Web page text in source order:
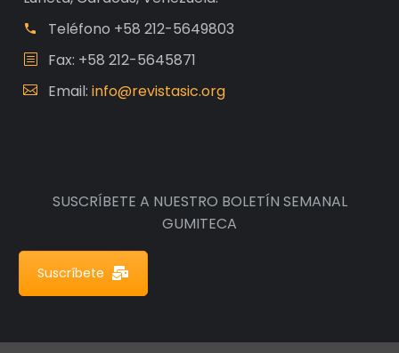
Teléfono +58 212-5649803
Fax: +58 212-5645871
Email: info@revistasic.org
SUSCRÍBETE A NUESTRO BOLETÍN SEMANAL
GUMITECA
Suscríbete